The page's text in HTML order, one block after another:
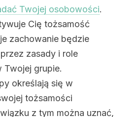
Twojej osobowości.
Cię tożsamość
zachowanie będzie
zasady i role
Twojej grupie.
określają się w
tożsamości
z tym można uznać,